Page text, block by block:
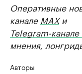
Оперативные
канале MAXи
Telegram-
мнения,
Авторы